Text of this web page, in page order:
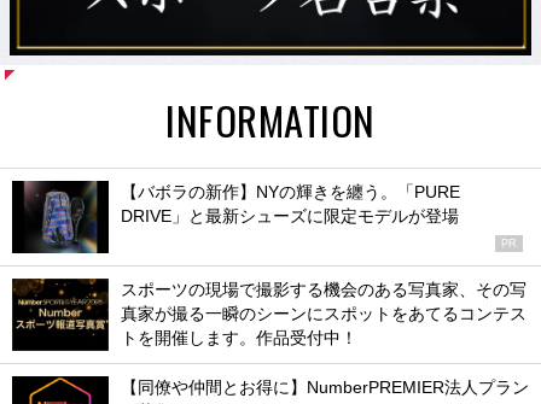
INFORMATION
【バボラの新作】NYの輝きを纏う。「PURE
DRIVE」と最新シューズに限定モデルが登場
PR
スポーツの現場で撮影する機会のある写真家、その写
真家が撮る一瞬のシーンにスポットをあてるコンテス
トを開催します。作品受付中！
【同僚や仲間とお得に】NumberPREMIER法人プラン